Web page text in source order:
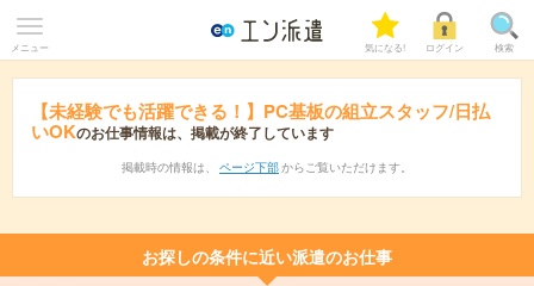
メニュー 気になる! ログイン 検索
【未経験でも活躍できる！】PC基板の組立スタッフ/日払
いOKのお仕事情報は、掲載が終了しています
掲載時の情報は、 ページ下部 からご覧いただけます。
お探しの条件に近い派遣のお仕事